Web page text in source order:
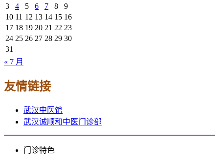
3
4 5 6 7 8
9
10 11 12 13 14 15 16
17 18 19 20 21 22 23
24 25 26 27 28 29 30
31
« 7 月
友情链接
武汉中医馆
武汉诚顺和中医门诊部
门诊特色